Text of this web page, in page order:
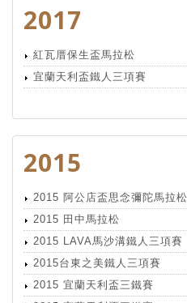
2017
紅瓦厝保生盃馬拉松
宜蘭天利盃鐵人三項賽
2015
2015 阿公店盃思念彌陀馬拉松
2015 田中馬拉松
2015 LAVA馬沙溝鐵人三項賽
2015台東之美鐵人三項賽
2015 宜蘭天利盃三鐵賽